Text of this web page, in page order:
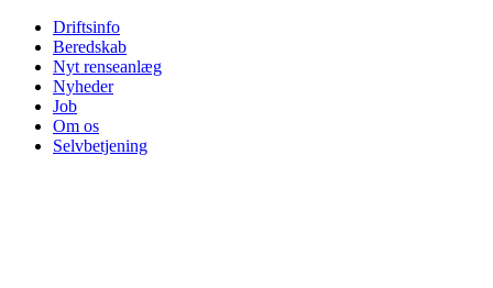
Driftsinfo
Beredskab
Nyt renseanlæg
Nyheder
Job
Om os
Selvbetjening